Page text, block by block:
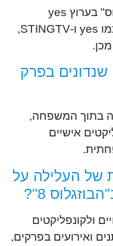
ניתן לצפות בעונה 8 של "הבוזגלוס" בערוץ yes
Comedy, בפלטפורמות שידור כמו yes ו-STINGTV,
בפרק
בתוך המשפחה,
אישיים
של העלילה על
8"?
ולקונפליקטים
ואירועים בפרקים,